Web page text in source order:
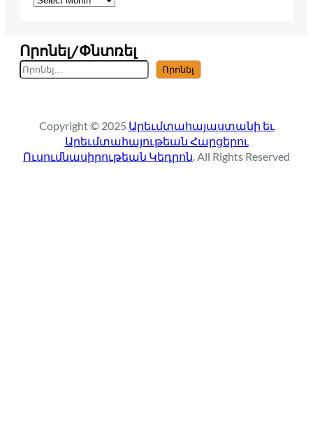
Որոնել/Փնտռել
S
e
c
h
Որոնել
Copyright © 2025 Արեւմտահայաստանի եւ
Արեւմտահայութեան Հարցերու
Ուսումնասիրութեան Կեդրոն. All Rights Reserved